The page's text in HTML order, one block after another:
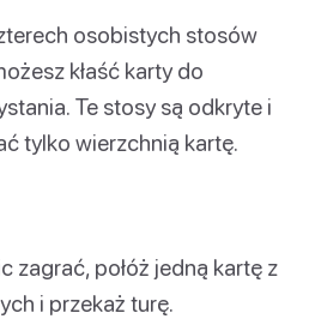
osobistych stosów
kłaść karty do
Te stosy są odkryte i
tylko wierzchnią kartę.
zagrać, połóż jedną kartę z
i przekaż turę.